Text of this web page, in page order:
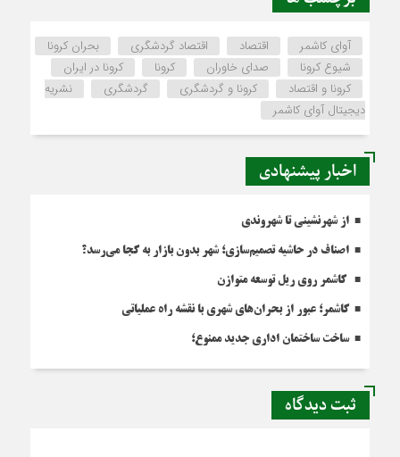
آوای کاشمر اقتصاد اقتصاد گردشگری
بحران کرونا
شیوع کرونا
صدای خاوران کرونا
کرونا در ایران
کرونا و اقتصاد
کرونا و گردشگری گردشگری
نشریه
دیجیتال آوای کاشمر
اخبار پیشنهادی
از شهرنشینی تا شهروندی
اصناف در حاشیه تصمیم‌سازی؛ شهر بدون بازار به کجا می‌رسد؟
کاشمر روی ریل توسعه متوازن
کاشمر؛ عبور از بحران‌های شهری با نقشه راه عملیاتی
ساخت ساختمان اداری جدید ممنوع؛
ثبت دیدگاه